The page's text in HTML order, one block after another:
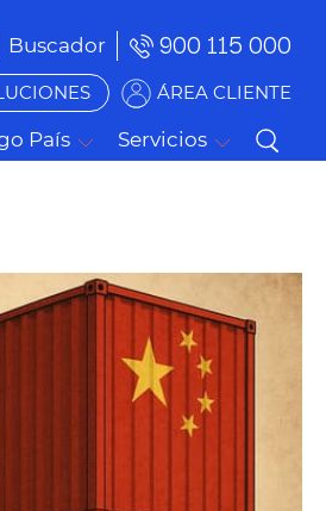
Buscador 900 115 000
ÁREA CLIENTE
País Servicios